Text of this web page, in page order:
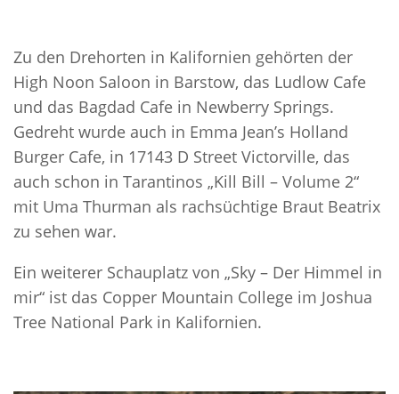
Zu den Drehorten in Kalifornien gehörten der
High Noon Saloon in Barstow, das Ludlow Cafe
und das Bagdad Cafe in Newberry Springs.
Gedreht wurde auch in Emma Jean’s Holland
Burger Cafe, in 17143 D Street Victorville, das
auch schon in Tarantinos „Kill Bill – Volume 2“
mit Uma Thurman als rachsüchtige Braut Beatrix
zu sehen war.
Ein weiterer Schauplatz von „Sky – Der Himmel in
mir“ ist das Copper Mountain College im Joshua
Tree National Park in Kalifornien.